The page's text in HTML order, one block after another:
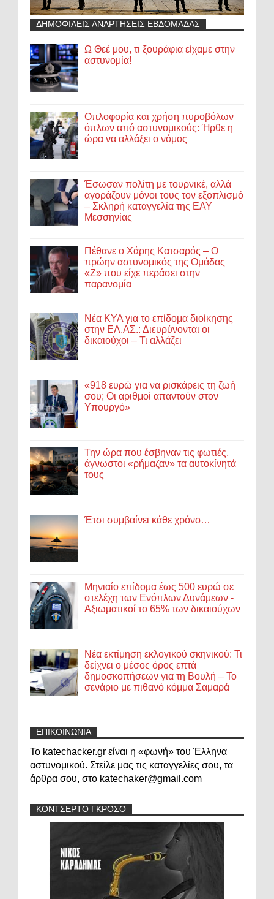
ΔΗΜΟΦΙΛΕΙΣ ΑΝΑΡΤΗΣΕΙΣ ΕΒΔΟΜΑΔΑΣ
Ω Θεέ μου, τι ξουράφια είχαμε στην
αστυνομία!
Οπλοφορία και χρήση πυροβόλων
όπλων από αστυνομικούς: Ήρθε η
ώρα να αλλάξει ο νόμος
Έσωσαν πολίτη με τουρνικέ, αλλά
αγοράζουν μόνοι τους τον εξοπλισμό
– Σκληρή καταγγελία της ΕΑΥ
Μεσσηνίας
Πέθανε ο Χάρης Κατσαρός – Ο
πρώην αστυνομικός της Ομάδας
«Ζ» που είχε περάσει στην
παρανομία
Νέα ΚΥΑ για το επίδομα διοίκησης
στην ΕΛ.ΑΣ.: Διευρύνονται οι
δικαιούχοι – Τι αλλάζει
«918 ευρώ για να ρισκάρεις τη ζωή
σου; Οι αριθμοί απαντούν στον
Υπουργό»
Την ώρα που έσβηναν τις φωτιές,
άγνωστοι «ρήμαζαν» τα αυτοκίνητά
τους
Έτσι συμβαίνει κάθε χρόνο…
Μηνιαίο επίδομα έως 500 ευρώ σε
στελέχη των Ενόπλων Δυνάμεων -
Αξιωματικοί το 65% των δικαιούχων
Νέα εκτίμηση εκλογικού σκηνικού: Τι
δείχνει ο μέσος όρος επτά
δημοσκοπήσεων για τη Βουλή – Το
σενάριο με πιθανό κόμμα Σαμαρά
ΕΠΙΚΟΙΝΩΝΙΑ
Το katechacker.gr είναι η «φωνή» του Έλληνα
αστυνομικού. Στείλε μας τις καταγγελίες σου, τα
άρθρα σου, στο katechaker@gmail.com
ΚΟΝΤΣΕΡΤΟ ΓΚΡΟΣΟ